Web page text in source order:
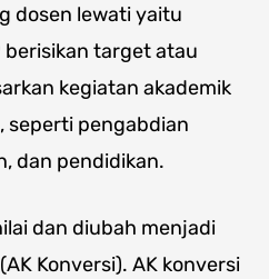
dosen lewati yaitu
berisikan target atau
kegiatan akademik
seperti pengabdian
dan pendidikan.
dan diubah menjadi
Konversi). AK konversi